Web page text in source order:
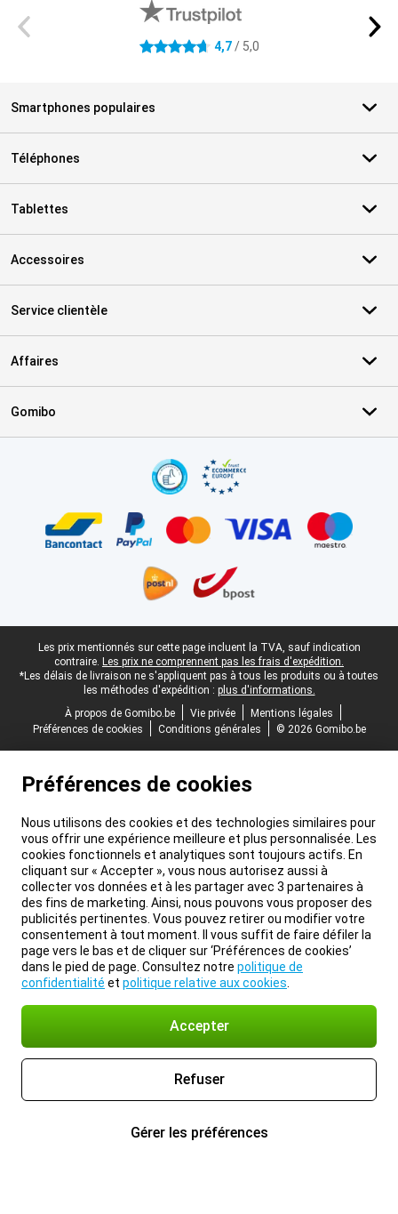
4.7 étoiles 4,7/ 5,0
Smartphones populaires
Téléphones
Tablettes
Accessoires
Service clientèle
Affaires
Gomibo
Pied-de-page légal
Les prix mentionnés sur cette page incluent la TVA, sauf indication
contraire. Les prix ne comprennent pas les frais d'expédition.
*Les délais de livraison ne s'appliquent pas à tous les produits ou à toutes
les méthodes d'expédition : plus d'informations.
À propos de Gomibo.be
Vie privée
Mentions légales
Préférences de cookies
Conditions générales © 2026 Gomibo.be
Préférences de cookies
Nous utilisons des cookies et des technologies similaires pour
vous offrir une expérience meilleure et plus personnalisée. Les
cookies fonctionnels et analytiques sont toujours actifs. En
cliquant sur « Accepter », vous nous autorisez aussi à
collecter vos données et à les partager avec 3 partenaires à
des fins de marketing. Ainsi, nous pouvons vous proposer des
publicités pertinentes. Vous pouvez retirer ou modifier votre
consentement à tout moment. Il vous suffit de faire défiler la
page vers le bas et de cliquer sur ‘Préférences de cookies’
dans le pied de page. Consultez notre politique de
confidentialité et politique relative aux cookies
Accepter
Refuser
Gérer les préférences